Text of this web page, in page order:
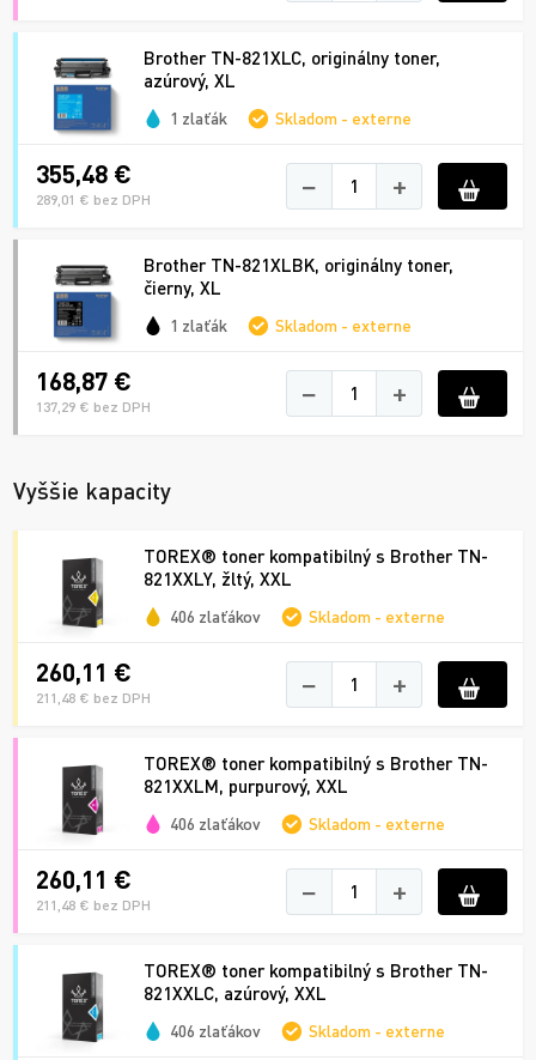
Brother TN-821XLC, originálny toner,
azúrový, XL
1 zlaťák Skladom - externe
355,48 €
289,01 € bez DPH − +
Brother TN-821XLBK, originálny toner,
čierny, XL
1 zlaťák Skladom - externe
168,87 €
137,29 € bez DPH − +
Vyššie kapacity
TOREX® toner kompatibilný s Brother TN-
821XXLY, žltý, XXL
406 zlaťákov Skladom - externe
260,11 €
211,48 € bez DPH − +
TOREX® toner kompatibilný s Brother TN-
821XXLM, purpurový, XXL
406 zlaťákov Skladom - externe
260,11 €
211,48 € bez DPH − +
TOREX® toner kompatibilný s Brother TN-
821XXLC, azúrový, XXL
406 zlaťákov Skladom - externe